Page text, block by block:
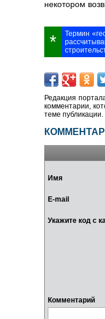
некотором
*
Термин
Редакция
комментарии,
теме
Имя
E-mail
Укажите код с
Комментарий